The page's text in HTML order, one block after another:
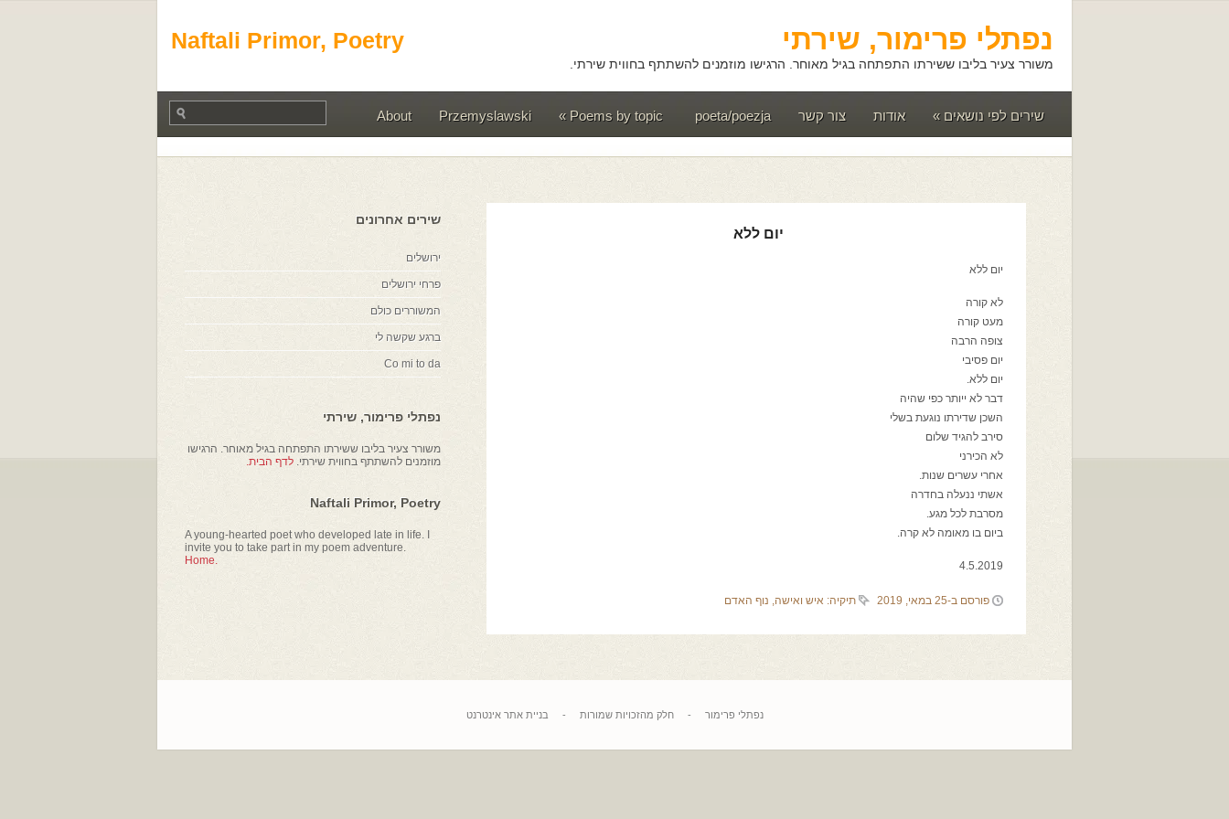
Naftali Primor, Poetry נפתלי פרימור, שירתי
משורר צעיר בליבו ששירתו התפתחה בגיל מאוחר. הרגישו מוזמנים להשתתף בחווית שירתי.
שירים לפי נושאים » אודות צור קשר poeta/poezja
Poems by topic
»
Przemyslawski
About
יום ללא
יום ללא
לא קורה
מעט קורה
צופה הרבה
יום פסיבי
יום ללא.
דבר לא ייותר כפי שהיה
השכן שדירתו נוגעת בשלי
סירב להגיד שלום
לא הכירני
אחרי עשרים שנות.
אשתי ננעלה בחדרה
מסרבת לכל מגע.
ביום בו מאומה לא קרה.
4.5.2019
פורסם ב-25 במאי, 2019 תיקיה: איש ואישה, נוף האדם
שירים אחרונים
ירושלים
פרחי ירושלים
המשוררים כולם
ברגע שקשה לי
Co mi to da
נפתלי פרימור, שירתי
משורר צעיר בליבו ששירתו התפתחה בגיל מאוחר. הרגישו
מוזמנים להשתתף בחווית שירתי. לדף הבית.
Naftali Primor, Poetry
A young-hearted poet who developed late in life. I
invite you to take part in my poem adventure.
Home.
נפתלי פרימור -חלק מהזכויות שמורות - בניית אתר אינטרנט